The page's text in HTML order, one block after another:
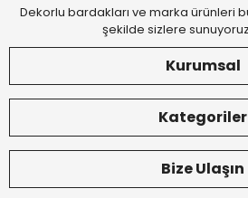
Dekorlu bardakları ve marka ürünleri
şekilde sizlere
Kurumsal
Kategoriler
Bize Ulaşın